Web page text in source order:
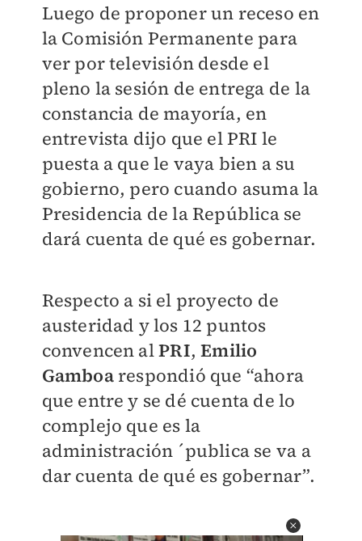
Luego de proponer un receso en
la Comisión Permanente para
ver por televisión desde el
pleno la sesión de entrega de la
constancia de mayoría, en
entrevista dijo que el PRI le
puesta a que le vaya bien a su
gobierno, pero cuando asuma la
Presidencia de la República se
dará cuenta de qué es gobernar.
Respecto a si el proyecto de
austeridad y los 12 puntos
convencen alPRI,Emilio
Gamboarespondió que “ahora
que entre y se dé cuenta de lo
complejo que es la
administración ´publica se va a
dar cuenta de qué es gobernar”.